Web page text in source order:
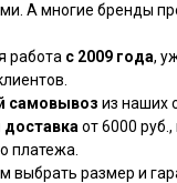
А многие бренды
работа с 2009 года,
самовывоз из наших
доставка от 6000
платежа.
выбрать размер и